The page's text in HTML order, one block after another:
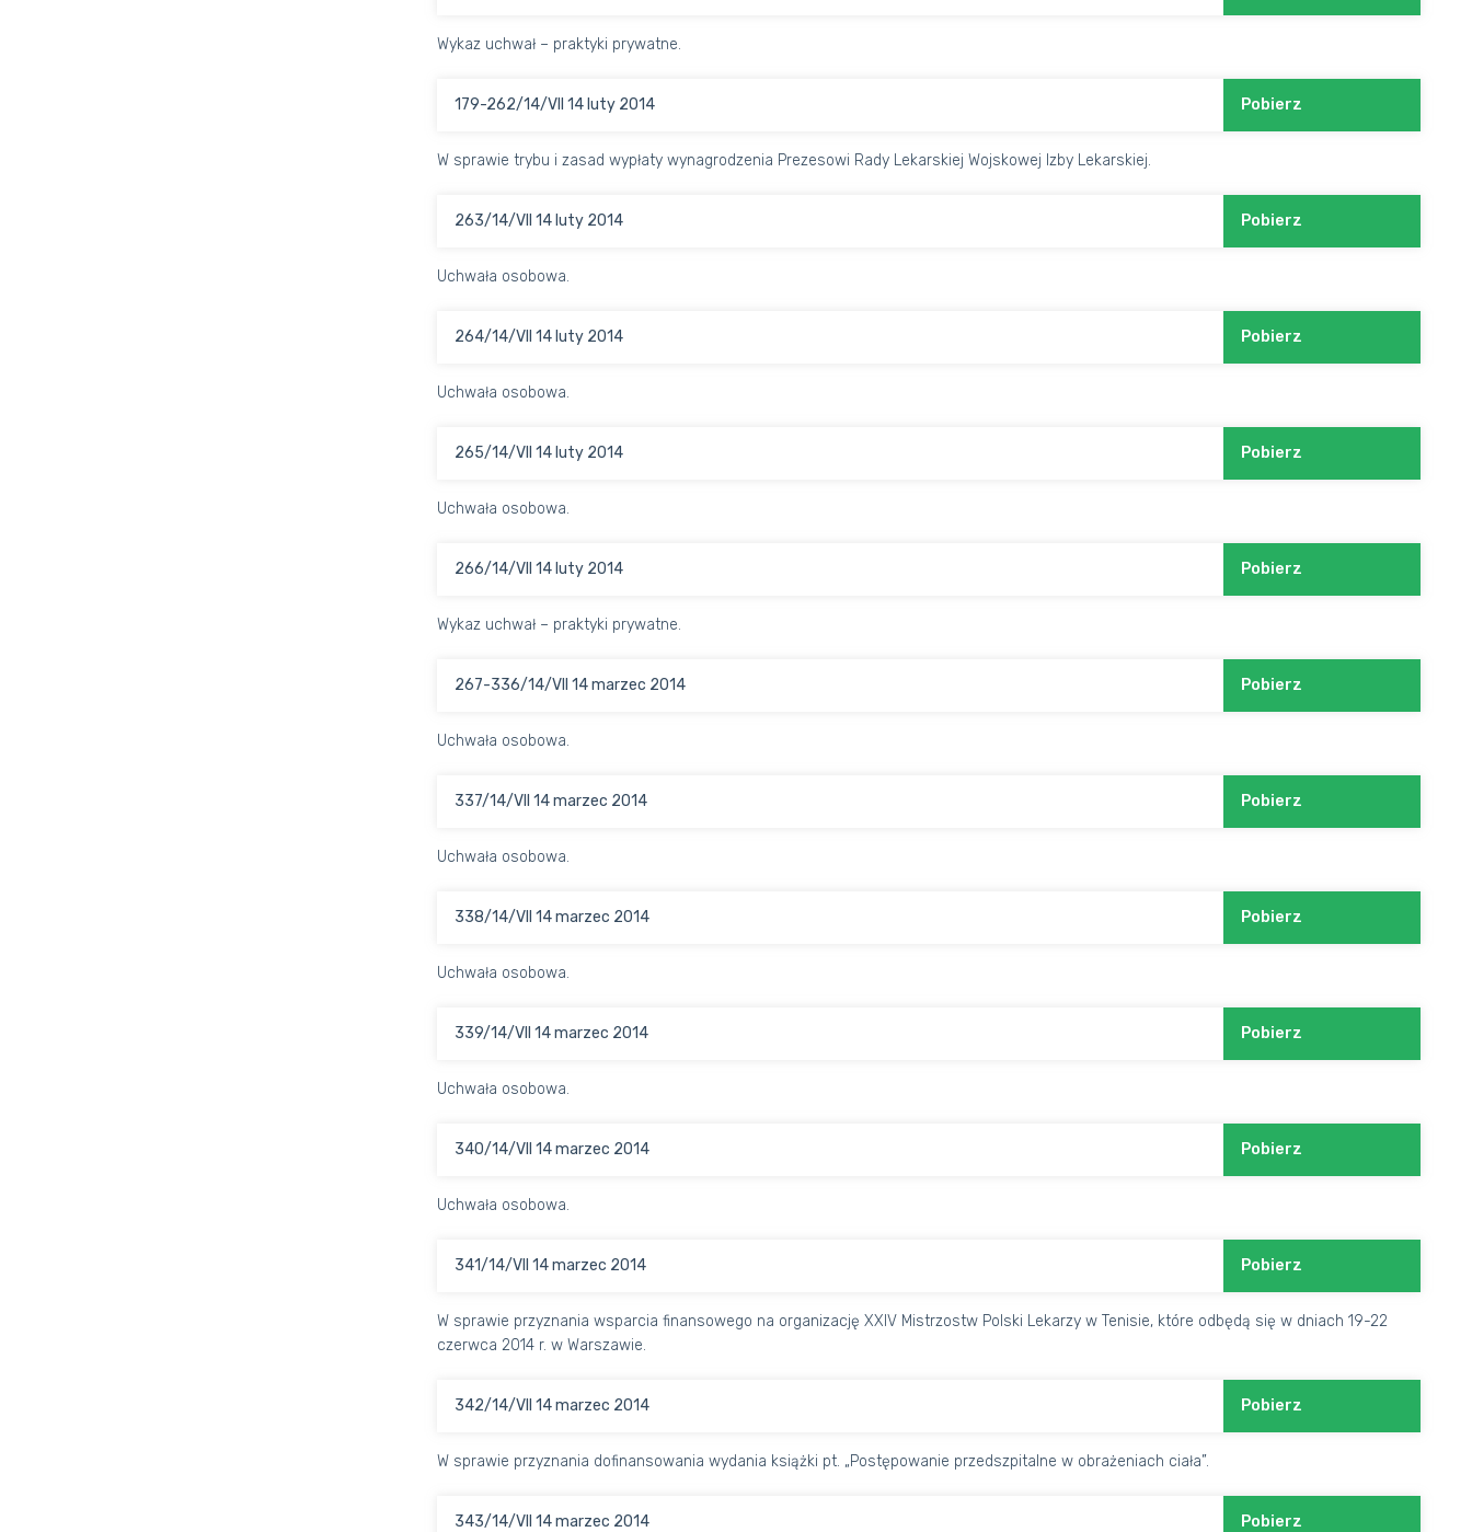
Wykaz uchwał – praktyki prywatne.
179-262/14/VII 14 luty 2014 Pobierz
W sprawie trybu i zasad wypłaty wynagrodzenia Prezesowi Rady Lekarskiej Wojskowej Izby Lekarskiej.
263/14/VII 14 luty 2014 Pobierz
Uchwała osobowa.
264/14/VII 14 luty 2014 Pobierz
Uchwała osobowa.
265/14/VII 14 luty 2014 Pobierz
Uchwała osobowa.
266/14/VII 14 luty 2014 Pobierz
Wykaz uchwał – praktyki prywatne.
267-336/14/VII 14 marzec 2014 Pobierz
Uchwała osobowa.
337/14/VII 14 marzec 2014 Pobierz
Uchwała osobowa.
338/14/VII 14 marzec 2014 Pobierz
Uchwała osobowa.
339/14/VII 14 marzec 2014 Pobierz
Uchwała osobowa.
340/14/VII 14 marzec 2014 Pobierz
Uchwała osobowa.
341/14/VII 14 marzec 2014 Pobierz
W sprawie przyznania wsparcia finansowego na organizację XXIV Mistrzostw Polski Lekarzy w Tenisie, które odbędą się w dniach 19-22
czerwca 2014 r. w Warszawie.
342/14/VII 14 marzec 2014 Pobierz
W sprawie przyznania dofinansowania wydania książki pt. „Postępowanie przedszpitalne w obrażeniach ciała”.
343/14/VII 14 marzec 2014 Pobierz